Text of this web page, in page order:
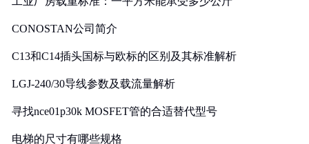
CONOSTAN公司简介
C13和C14插头国标与欧标的区别及其标准解析
LGJ-240/30导线参数及载流量解析
寻找nce01p30k MOSFET管的合适替代型号
电梯的尺寸有哪些规格